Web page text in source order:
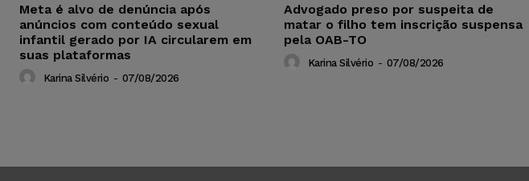
Meta é alvo de denúncia após
anúncios com conteúdo sexual
infantil gerado por IA circularem em
suas plataformas
Karina Silvério - 07/08/2026
Advogado preso por suspeita de
matar o filho tem inscrição suspensa
pela OAB-TO
Karina Silvério - 07/08/2026